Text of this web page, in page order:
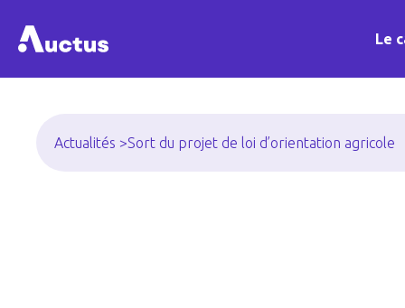
Le
Actualités >Sort du projet de loi d’orientation agricole